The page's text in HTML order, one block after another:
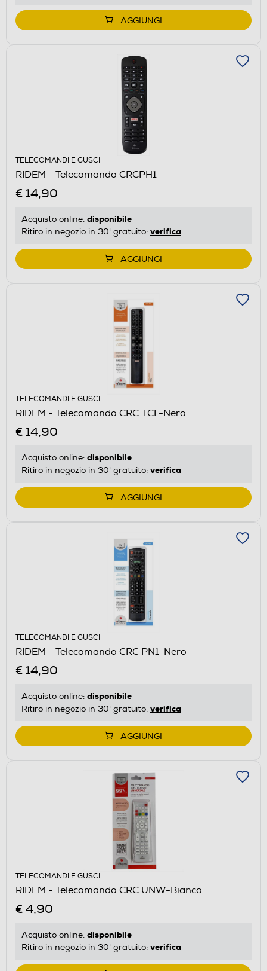
AGGIUNGI
TELECOMANDI E GUSCI
RIDEM - Telecomando CRCPH1
€ 14,90
Acquisto online: disponibile
Ritiro in negozio in 30' gratuito: verifica
AGGIUNGI
TELECOMANDI E GUSCI
RIDEM - Telecomando CRC TCL-Nero
€ 14,90
Acquisto online: disponibile
Ritiro in negozio in 30' gratuito: verifica
AGGIUNGI
TELECOMANDI E GUSCI
RIDEM - Telecomando CRC PN1-Nero
€ 14,90
Acquisto online: disponibile
Ritiro in negozio in 30' gratuito: verifica
AGGIUNGI
TELECOMANDI E GUSCI
RIDEM - Telecomando CRC UNW-Bianco
€ 4,90
Acquisto online: disponibile
Ritiro in negozio in 30' gratuito: verifica